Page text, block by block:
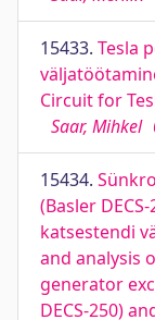
15433. Tesla
Circuit for
Saar, Mihkel
15434.
(Basler
katsestendi
and analysis
generator
DECS-250)